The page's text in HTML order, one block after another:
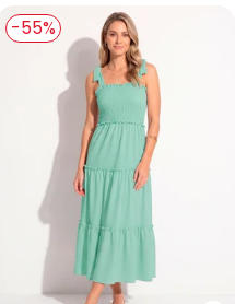
-55%